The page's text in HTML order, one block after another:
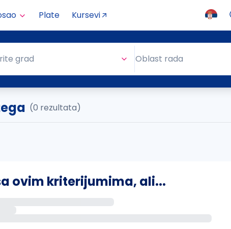
Plate Kursevi
grad Oblast rada
(0 rezultata)
ovim kriterijumima, ali...